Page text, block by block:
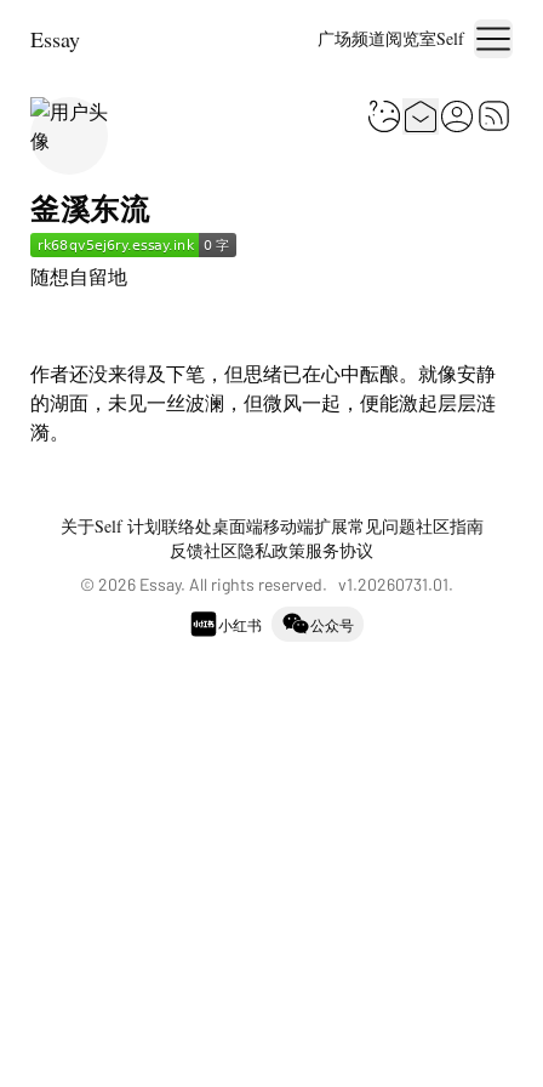
Essay 广场频道阅览室Self
釜溪东流
随想自留地
作者还没来得及下笔，但思绪已在心中酝酿。就像安静
的湖面，未见一丝波澜，但微风一起，便能激起层层涟
漪。
关于Self 计划联络处桌面端移动端扩展常见问题社区指南
反馈社区隐私政策服务协议
© 2026 Essay. All rights reserved. v1.20260731.01.
小红书 公众号